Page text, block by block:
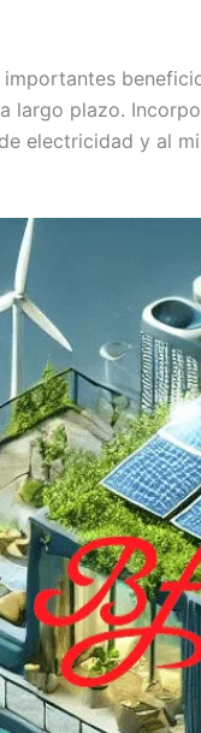
importantes
plazo.
electricidad y al